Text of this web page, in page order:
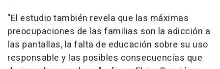
"El estudio también revela que las máximas
preocupaciones de las familias son la adicción a
las pantallas, la falta de educación sobre su uso
responsable y las posibles consecuencias que